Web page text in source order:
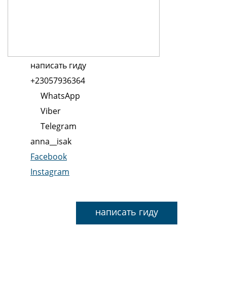
написать гиду
+23057936364
WhatsApp
Viber
Telegram
anna__isak
Facebook
Instagram
написать гиду